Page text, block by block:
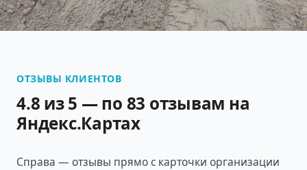
ОТЗЫВЫ КЛИЕНТОВ
4.8 из 5 — по 83 отзывам на
Яндекс.Картах
Справа — отзывы прямо с карточки организации